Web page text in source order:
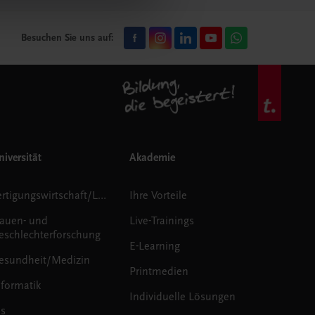
Besuchen Sie uns auf:
Fertigungswirtschaft/Logistik
und
Medizin
Akademie
Ihre Vorteile
Live-Trainings
E-Learning
Printmedien
Individuelle Lösungen